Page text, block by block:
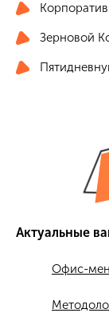
Зерновой
Актуальные
Офис-